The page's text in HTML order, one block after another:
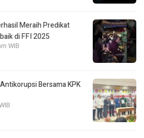
Meraih Predikat
di FFI 2025
WIB
Bersama KPK